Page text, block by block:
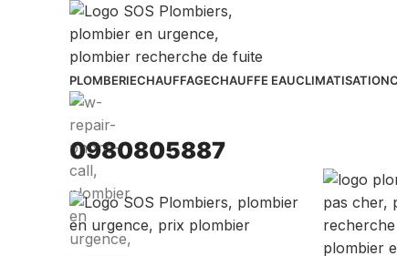
PLOMBERIECHAUFFAGECHAUFFE EAUCLIMATISATION
0980805887